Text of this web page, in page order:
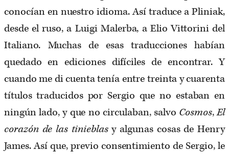
conocían en nuestro idioma. Así traduce a Pliniak,
desde el ruso, a Luigi Malerba, a Elio Vittorini del
Italiano. Muchas de esas traducciones habían
quedado en ediciones difíciles de encontrar. Y
cuando me di cuenta tenía entre treinta y cuarenta
títulos traducidos por Sergio que no estaban en
ningún lado, y que no circulaban, salvo Cosmos,El
corazón de las tinieblasy algunas cosas de Henry
James. Así que, previo consentimiento de Sergio, le